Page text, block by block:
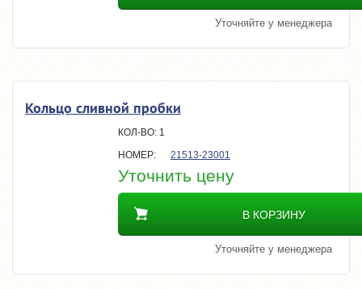
Уточняйте у менеджера
Кольцо сливной пробки
1
21513-23001
Уточнить цену
В КОРЗИНУ
Уточняйте у менеджера